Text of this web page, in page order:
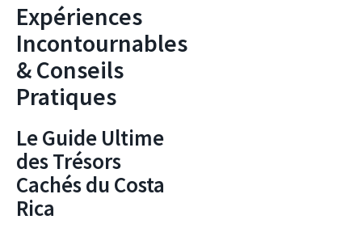
Expériences
Incontournables
& Conseils
Pratiques
Le Guide Ultime
des Trésors
Cachés du Costa
Rica